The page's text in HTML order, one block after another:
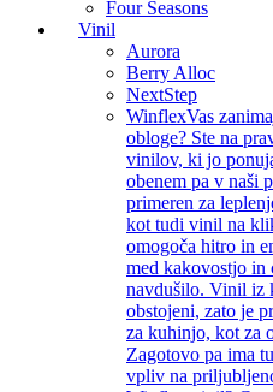
Four Seasons
Vinil
Aurora
Berry Alloc
NextStep
WinflexVas
obloge? Ste na
vinilov, ki jo
obenem pa v naši
primeren za
kot tudi vinil na
omogoča hitro in
med kakovostjo in
navdušilo. Vinil iz
obstojeni, zato je
za kuhinjo, kot za
Zagotovo pa ima
vpliv na